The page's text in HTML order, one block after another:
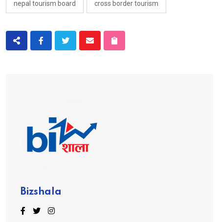
nepal tourism board cross border tourism
Bizshala